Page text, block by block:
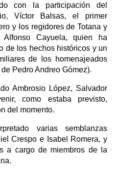
con la participación del
Víctor Balsas, el primer
y los regidores de Totana y
Cayuela, quien ha
de los hechos históricos y un
de los homenajeados
Pedro Andreo Gómez).
Ambrosio López, Salvador
como estaba previsto,
del momento.
varias semblanzas
Crespo e Isabel Romera, y
a cargo de miembros de la